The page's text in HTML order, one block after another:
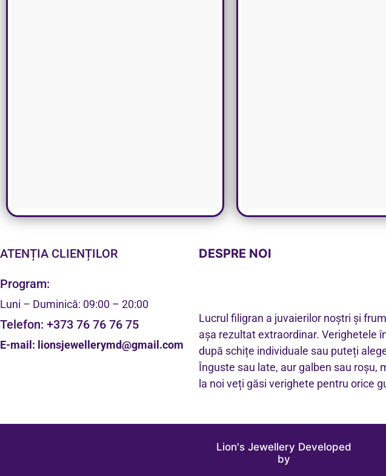
ATENȚIA CLIENȚILOR
Program:
Luni – Duminică: 09:00 – 20:00
Telefon: +373 76 76 76 75
E-mail: lionsjewellerymd@gmail.com
DESPRE NOI
Lucrul filigran a juvaierilor noștri și
așa rezultat extraordinar. Verighetele
după schițe individuale sau puteți
Înguste sau late, aur galben sau roșu,
la noi veți găsi verighete pentru orice
Lion's Jewellery Developed
by